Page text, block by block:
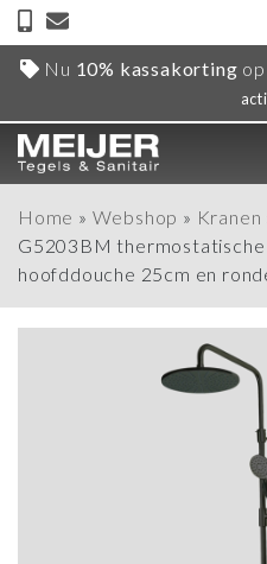
Nu 10% kassakorting
Home » Webshop » Kranen
G5203BM
hoofddouche 25cm en